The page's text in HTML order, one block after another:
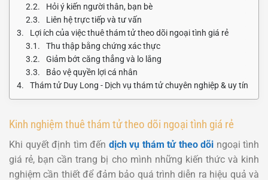
Hỏi ý kiến người thân, bạn bè
Liên hệ trực tiếp và tư vấn
Lợi ích của việc thuê thám tử theo dõi ngoại tình giá rẻ
Thu thập bằng chứng xác thực
Giảm bớt căng thẳng và lo lắng
Bảo vệ quyền lợi cá nhân
Thám tử Duy Long - Dịch vụ thám tử chuyên nghiệp & uy tín
Kinh nghiệm thuê thám tử theo dõi ngoại tình giá rẻ
Khi quyết định tìm đến dịch vụ thám tử theo dõi ngoại tình
giá rẻ, bạn cần trang bị cho mình những kiến thức và kinh
nghiệm cần thiết để đảm bảo quá trình diễn ra hiệu quả và